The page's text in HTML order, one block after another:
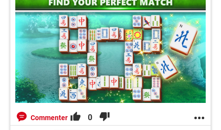
Commenter 0